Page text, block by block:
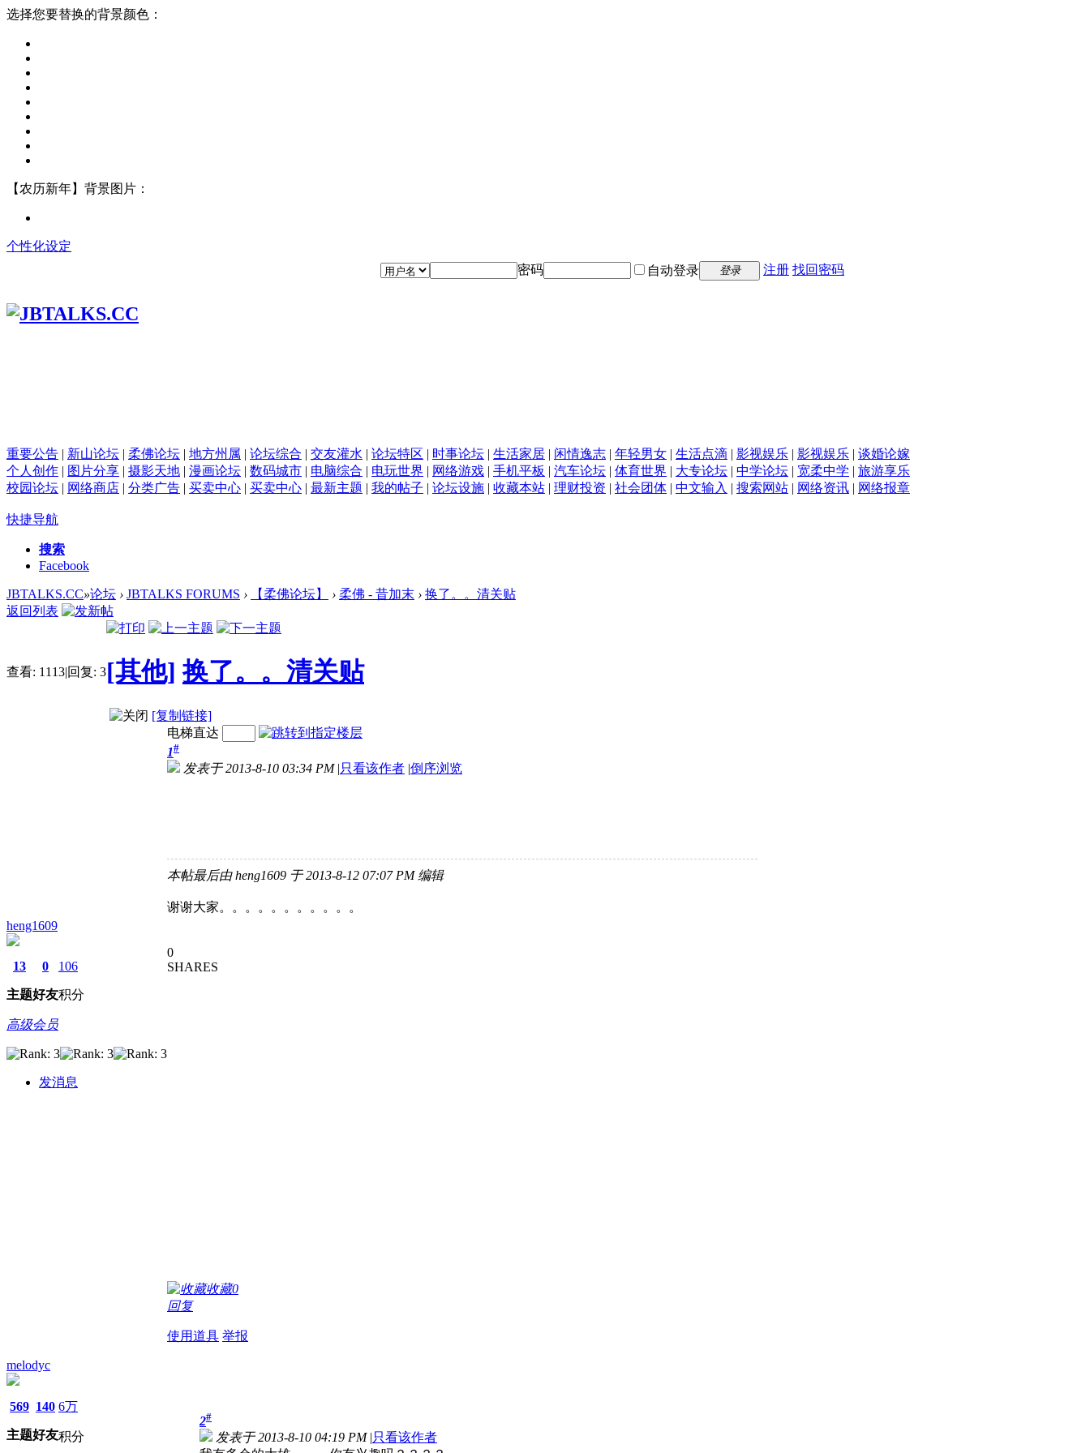
选择您要替换的背景颜色：
【农历新年】背景图片：
个性化设定
密码
自动登录 登录 注册 找回密码
重要公告 | 新山论坛 | 柔佛论坛 | 地方州属 | 论坛综合 | 交友灌水 | 论坛特区 | 时事论坛 | 生活家居 | 闲情逸志 | 年轻男女 | 生活点滴 | 影视娱乐 | 影视娱乐 | 谈婚论嫁
个人创作 | 图片分享 | 摄影天地 | 漫画论坛 | 数码城市 | 电脑综合 | 电玩世界 | 网络游戏 | 手机平板 | 汽车论坛 | 体育世界 | 大专论坛 | 中学论坛 | 宽柔中学 | 旅游享乐
校园论坛 | 网络商店 | 分类广告 | 买卖中心 | 买卖中心 | 最新主题 | 我的帖子 | 论坛设施 | 收藏本站 | 理财投资 | 社会团体 | 中文输入 | 搜索网站 | 网络资讯 | 网络报章
快捷导航
搜索
Facebook
JBTALKS.CC»论坛 › JBTALKS FORUMS › 【柔佛论坛】 › 柔佛 - 昔加末 › 换了。。清关贴
返回列表
查看: 1113|回复: 3[其他] 换了。。清关贴
[复制链接]
heng1609
13
主题
0
好友
106
积分
高级会员
发消息
电梯直达
1#
发表于 2013-8-10 03:34 PM |只看该作者 |倒序浏览
本帖最后由 heng1609 于 2013-8-12 07:07 PM 编辑
谢谢大家。。。。。。。。。。。
0
SHARES
收藏0
回复
使用道具 举报
melodyc
569
主题
140
好友
6万
积分
2#
发表于 2013-8-10 04:19 PM |只看该作者